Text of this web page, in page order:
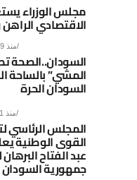
مجلس الوزراء
الاقتصادي الراهن
منذ 9 ساعات
السودان..الصحة
المشي” بالساحة
السودان الحرة
منذ 11 ساعة
المجلس الرئاسي
القوى الوطنية
عبد الفتاح
جمهورية السودان